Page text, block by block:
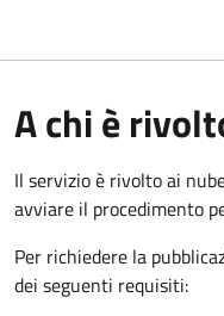
A chi è
Il servizio è rivolto ai
avviare il procedimento
Per richiedere la
dei seguenti requisiti: